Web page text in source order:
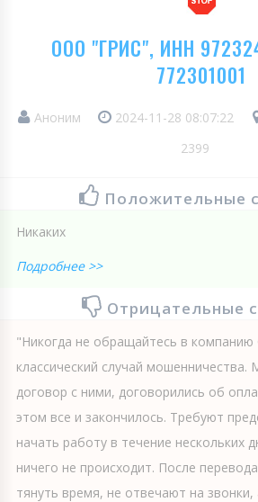
ООО "ГРИС", ИНН
772301001
Аноним 2024-11-28 08:07:22
2399
Положительные
Никаких
Подробнее >>
Отрицательные
"Никогда не обращайтесь в
классический случай мошенничества.
договор с ними, договорились об
этом все и закончилось. Требуют
начать работу в течение нескольких
ничего не происходит. После
тянуть время, не отвечают на звонки,